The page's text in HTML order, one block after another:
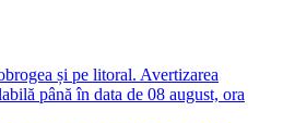
și pe litoral. Avertizarea
până în data de 08 august, ora